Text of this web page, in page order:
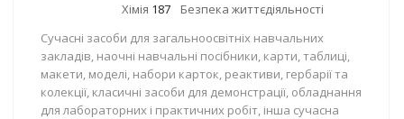
Хімія 187
Безпека життєдіяльності
Сучасні засоби для загальноосвітніх навчальних
закладів, наочні навчальні посібники, карти, таблиці,
макети, моделі, набори карток, реактиви, гербарії та
колекції, класичні засоби для демонстрації, обладнання
для лабораторних і практичних робіт, інша сучасна